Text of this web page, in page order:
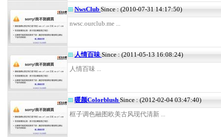
NwsClub Since : (2010-07-31 14:17:50)
nwsc.ourclub.me ...
人情百味Since : (2011-05-13 16:08:24)
人情百味 ...
暖颜Colorblush Since : (2012-02-04 03:47:40)
框子调色融图欧美古风现代清新 ...